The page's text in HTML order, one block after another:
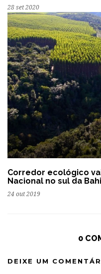
28 set 2020
Corredor ecológico
Nacional no sul da
24 out 2019
0
DEIXE UM